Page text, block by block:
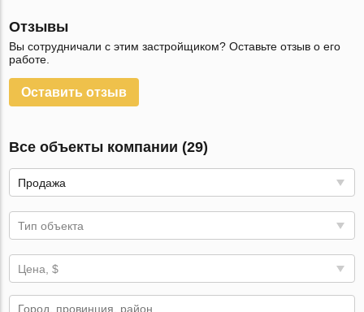
Отзывы
Вы сотрудничали с этим застройщиком? Оставьте отзыв о его
работе.
Оставить отзыв
Все объекты компании (29)
Продажа
Тип объекта
Цена, $